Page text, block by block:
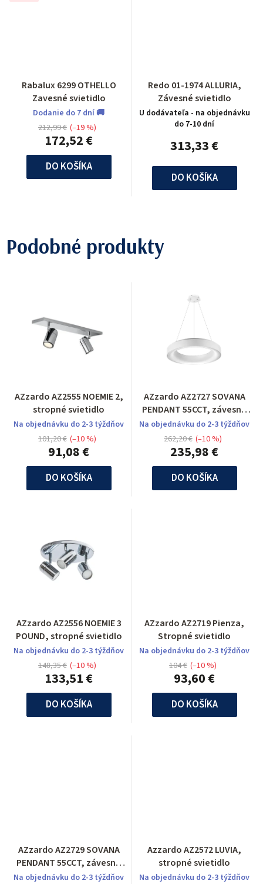
Rabalux 6299 OTHELLO
Zavesné svietidlo
Dodanie do 7 dní 🚚
172,52 €
212,99 € (–19 %)
DO KOŠÍKA
Redo 01-1974 ALLURIA,
Závesné svietidlo
U dodávateľa - na objednávku
do 7-10 dní
313,33 €
DO KOŠÍKA
Podobné produkty
AZzardo AZ2555 NOEMIE 2,
stropné svietidlo
Na objednávku do 2-3 týždňov
91,08 €
101,20 € (–10 %)
DO KOŠÍKA
AZzardo AZ2727 SOVANA
PENDANT 55CCT, závesné
svietidlo
Na objednávku do 2-3 týždňov
235,98 €
262,20 € (–10 %)
DO KOŠÍKA
AZzardo AZ2556 NOEMIE 3
POUND, stropné svietidlo
Na objednávku do 2-3 týždňov
133,51 €
148,35 € (–10 %)
DO KOŠÍKA
AZzardo AZ2719 Pienza,
Stropné svietidlo
Na objednávku do 2-3 týždňov
93,60 €
104 € (–10 %)
DO KOŠÍKA
AZzardo AZ2729 SOVANA
PENDANT 55CCT, závesné
svietidlo
Na objednávku do 2-3 týždňov
Azzardo AZ2572 LUVIA,
stropné svietidlo
Na objednávku do 2-3 týždňov